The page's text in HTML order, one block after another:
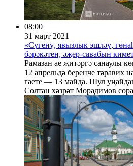
08:00
31 март 2021
«Сүгенү, явызлык эшләү,
бәрәкәтен, әҗер-савабын
Рамазан ае җитәргә санаулы
12 апрельдә беренче тәравих
гаете — 13 майда. Шул
Солтан хәзрәт Морадимов